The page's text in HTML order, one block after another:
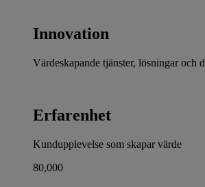
Innovation
Värdeskapande tjänster, lösningar och
Erfarenhet
Kundupplevelse som skapar värde
80,000